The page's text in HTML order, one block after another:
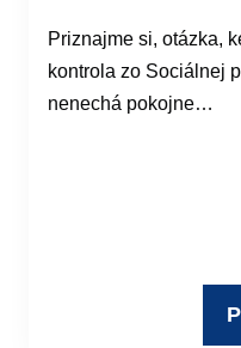
Priznajme si, otázka,
kontrola zo Sociálnej
nenechá pokojne…